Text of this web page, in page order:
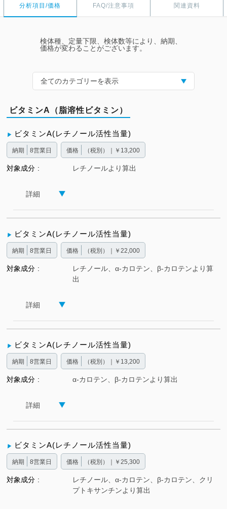
分析項目/価格 FAQ/注意事項 関連資料
検体種、定量下限、検体数等により、納期、
価格が変わることがございます。
全てのカテゴリーを表示
ビタミンA（脂溶性ビタミン）
ビタミンA(レチノール活性当量)
納期 8営業日 価格 （税別）｜￥13,200
対象成分 レチノールより算出
詳細
ビタミンA(レチノール活性当量)
納期 8営業日 価格 （税別）｜￥22,000
対象成分
レチノール、α-カロテン、β-カロテンより算
出
詳細
ビタミンA(レチノール活性当量)
納期 8営業日 価格 （税別）｜￥13,200
対象成分 α-カロテン、β-カロテンより算出
詳細
ビタミンA(レチノール活性当量)
納期 8営業日 価格 （税別）｜￥25,300
対象成分
レチノール、α-カロテン、β-カロテン、クリ
プトキサンチンより算出